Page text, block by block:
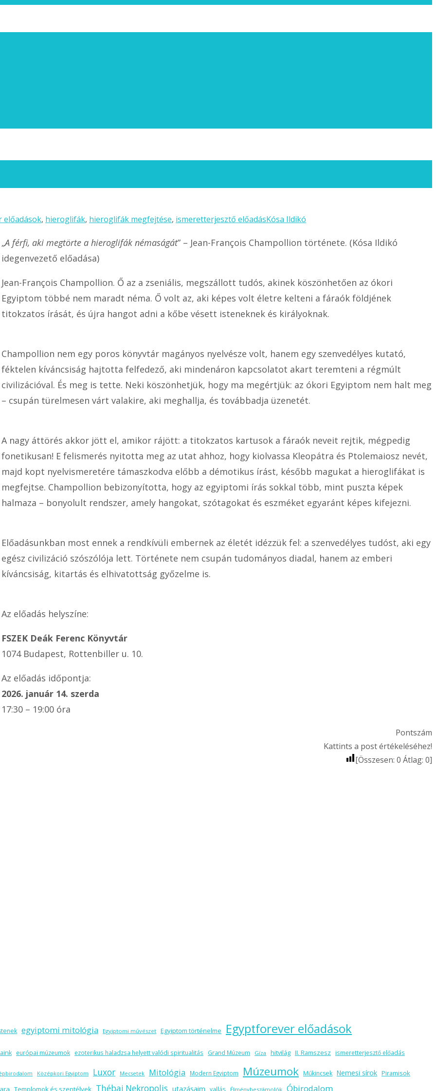
előadások, hieroglifák, hieroglifák megfejtése, ismeretterjesztő előadásKósa Ildikó
„A férfi, aki megtörte a hieroglifák némaságát” – Jean-François Champollion története. (Kósa Ildikó
idegenvezető előadása)
Jean-François Champollion. Ő az a zseniális, megszállott tudós, akinek köszönhetően az ókori
Egyiptom többé nem maradt néma. Ő volt az, aki képes volt életre kelteni a fáraók földjének
titokzatos írását, és újra hangot adni a kőbe vésett isteneknek és királyoknak.
Champollion nem egy poros könyvtár magányos nyelvésze volt, hanem egy szenvedélyes kutató,
féktelen kíváncsiság hajtotta felfedező, aki mindenáron kapcsolatot akart teremteni a régmúlt
civilizációval. És meg is tette. Neki köszönhetjük, hogy ma megértjük: az ókori Egyiptom nem halt meg
– csupán türelmesen várt valakire, aki meghallja, és továbbadja üzenetét.
A nagy áttörés akkor jött el, amikor rájött: a titokzatos kartusok a fáraók neveit rejtik, mégpedig
fonetikusan! E felismerés nyitotta meg az utat ahhoz, hogy kiolvassa Kleopátra és Ptolemaiosz nevét,
majd kopt nyelvismeretére támaszkodva előbb a démotikus írást, később magukat a hieroglifákat is
megfejtse. Champollion bebizonyította, hogy az egyiptomi írás sokkal több, mint puszta képek
halmaza – bonyolult rendszer, amely hangokat, szótagokat és eszméket egyaránt képes kifejezni.
Előadásunkban most ennek a rendkívüli embernek az életét idézzük fel: a szenvedélyes tudóst, aki egy
egész civilizáció szószólója lett. Története nem csupán tudományos diadal, hanem az emberi
kíváncsiság, kitartás és elhivatottság győzelme is.
Az előadás helyszíne:
FSZEK Deák Ferenc Könyvtár
1074 Budapest, Rottenbiller u. 10.
Az előadás időpontja:
2026. január 14. szerda
17:30 – 19:00 óra
Pontszám
Kattints a post értékeléséhez!
[Összesen: 0 Átlag: 0]
egyiptomi mitológia Egyiptomi művészet Egyiptom történelme Egyptforever előadások
európai múzeumok ezoterikus haladzsa helyett valódi spiritualitás Grand Múzeum Gíza hitvilág II. Ramszesz ismeretterjesztő előadás
Középkori Egyiptom Luxor Mecsetek Mitológia Modern Egyiptom Múzeumok Műkincsek Nemesi sírok Piramisok
Templomok és szentélyek Thébai Nekropolis utazásaim vallás Élménybeszámolók Óbirodalom